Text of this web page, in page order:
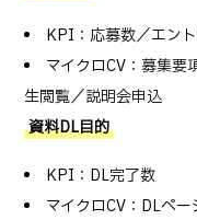
KPI：応募数／エン
マイクロCV：募集要
生閲覧／説明会申込
資料DL目的
KPI：DL完了数
マイクロCV：DLペ